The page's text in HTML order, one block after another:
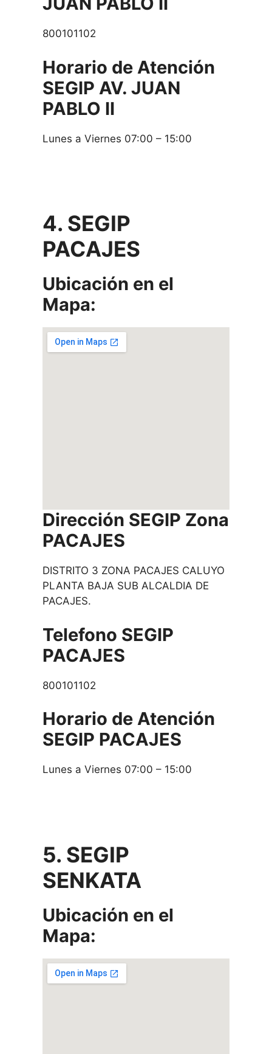
800101102
Horario de Atención
SEGIP AV. JUAN
PABLO II
Lunes a Viernes 07:00 – 15:00
4. SEGIP
PACAJES
Ubicación en el
Mapa:
Dirección SEGIP Zona
PACAJES
DISTRITO 3 ZONA PACAJES CALUYO
PLANTA BAJA SUB ALCALDIA DE
PACAJES.
Telefono SEGIP
PACAJES
800101102
Horario de Atención
SEGIP PACAJES
Lunes a Viernes 07:00 – 15:00
5. SEGIP
SENKATA
Ubicación en el
Mapa: